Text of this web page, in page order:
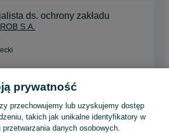
ds. ochrony zakładu
S.A.
zawodowe
prywatność
przechowujemy lub uzyskujemy dostęp
takich jak unikalne identyfikatory w
danych osobowych.